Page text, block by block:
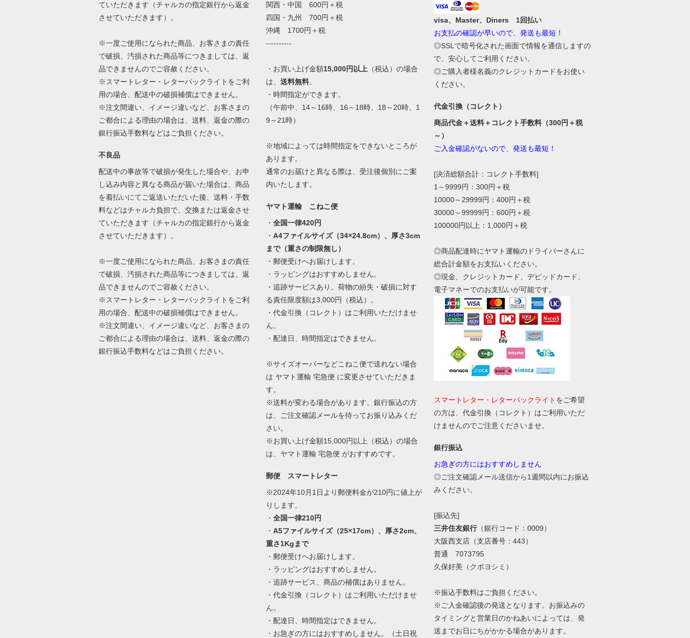
ていただきます（チャルカの指定銀行から返金
させていただきます）。
※一度ご使用になられた商品、お客さまの責任
で破損、汚損された商品等につきましては、返
品できませんのでご容赦ください。
※スマートレター・レターパックライトをご利
用の場合、配送中の破損補償はできません。
※注文間違い、イメージ違いなど、お客さまの
ご都合による理由の場合は、送料、返金の際の
銀行振込手数料などはご負担ください。
不良品
配送中の事故等で破損が発生した場合や、お申
し込み内容と異なる商品が届いた場合は、商品
を着払いにてご返送いただいた後、送料・手数
料などはチャルカ負担で、交換または返金させ
ていただきます（チャルカの指定銀行から返金
させていただきます）。
※一度ご使用になられた商品、お客さまの責任
で破損、汚損された商品等につきましては、返
品できませんのでご容赦ください。
※スマートレター・レターパックライトをご利
用の場合、配送中の破損補償はできません。
※注文間違い、イメージ違いなど、お客さまの
ご都合による理由の場合は、送料、返金の際の
銀行振込手数料などはご負担ください。
関西・中国 600円＋税
四国・九州 700円＋税
沖縄 1700円＋税
----------
・お買い上げ金額15,000円以上 （税込）の場合
は、送料無料。
・時間指定ができます。
（午前中、14～16時、16～18時、18～20時、1
9～21時）
※地域によっては時間指定をできないところが
あります。
通常のお届けと異なる際は、受注後個別にご案
内いたします。
ヤマト運輸 こねこ便
・全国一律420円
・A4ファイルサイズ（34×24.8cm）、厚さ3cm
まで（重さの制限無し）
・郵便受けへお届けします。
・ラッピングはおすすめしません。
・追跡サービスあり。荷物の紛失・破損に対す
る責任限度額は3,000円（税込）。
・代金引換（コレクト）はご利用いただけませ
ん。
・配達日、時間指定はできません。
※サイズオーバーなどこねこ便で送れない場合
は ヤマト運輸 宅急便 に変更させていただきま
す。
※送料が変わる場合があります。銀行振込の方
は、ご注文確認メールを待ってお振り込みくだ
さい。
※お買い上げ金額15,000円以上（税込）の場合
は、ヤマト運輸 宅急便 がおすすめです。
郵便 スマートレター
※2024年10月1日より郵便料金が210円に値上が
りします。
・全国一律210円
・A5ファイルサイズ（25×17cm）、厚さ2cm、
重さ1Kgまで
・郵便受けへお届けします。
・ラッピングはおすすめしません。
・追跡サービス、商品の補償はありません。
・代金引換（コレクト）はご利用いただけませ
ん。
・配達日、時間指定はできません。
・お急ぎの方にはおすすめしません。（土日祝
visa、Master、Diners 1回払い
お支払の確認が早いので、発送も最短！
◎SSLで暗号化された画面で情報を通信しますの
で、安心してご利用ください。
◎ご購入者様名義のクレジットカードをお使い
ください。
代金引換（コレクト）
商品代金＋送料＋コレクト手数料（300円＋税
～）
ご入金確認がないので、発送も最短！
[決済総額合計：コレクト手数料]
1～9999円：300円＋税
10000～29999円：400円＋税
30000～99999円：600円＋税
100000円以上：1,000円＋税
◎商品配達時にヤマト運輸のドライバーさんに
総合計金額をお支払いください。
◎現金、クレジットカード、デビッドカード、
電子マネーでのお支払いが可能です。
スマートレター・レターパックライト をご希望
の方は、代金引換（コレクト）はご利用いただ
けませんのでご注意くださいませ。
銀行振込
お急ぎの方にはおすすめしません
◎ご注文確認メール送信から1週間以内にお振込
みください。
[振込先]
三井住友銀行（銀行コード：0009）
大阪西支店（支店番号：443）
普通 7073795
久保好美（クボヨシミ）
※振込手数料はご負担ください。
※ご入金確認後の発送となります。お振込みの
タイミングと営業日のかねあいによっては、発
送までお日にちがかかる場合があります。